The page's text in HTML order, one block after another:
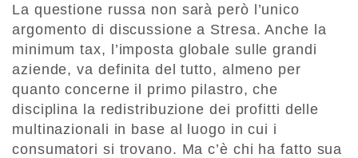
La questione russa non sarà però l’unico
argomento di discussione a Stresa. Anche la
minimum tax, l’imposta globale sulle grandi
aziende, va definita del tutto, almeno per
quanto concerne il primo pilastro, che
disciplina la redistribuzione dei profitti delle
multinazionali in base al luogo in cui i
consumatori si trovano. Ma c’è chi ha fatto sua